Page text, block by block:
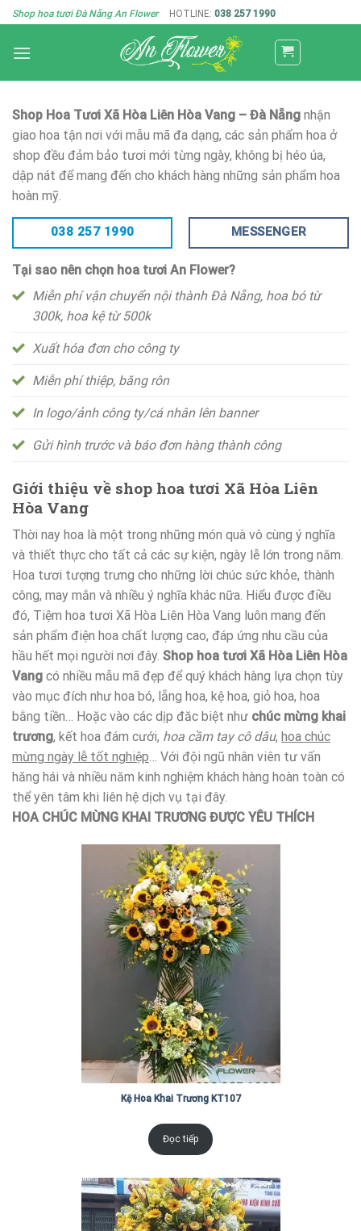
Skip
to
content
Shop hoa tươi Đà Nẵng An Flower HOTLINE: 038 257 1990
Shop Hoa Tươi Xã Hòa Liên Hòa Vang – Đà Nẵng nhận
giao hoa tận nơi với mẫu mã đa dạng, các sản phẩm hoa ở
shop đều đảm bảo tươi mới từng ngày, không bị héo úa,
dập nát để mang đến cho khách hàng những sản phẩm hoa
hoàn mỹ.
038 257 1990 MESSENGER
Tại sao nên chọn hoa tươi An Flower?
Miễn phí vận chuyển nội thành Đà Nẵng, hoa bó từ
300k, hoa kệ từ 500k
Xuất hóa đơn cho công ty
Miễn phí thiệp, băng rôn
In logo/ảnh công ty/cá nhân lên banner
Gửi hình trước và báo đơn hàng thành công
Giới thiệu về shop hoa tươi Xã Hòa Liên
Hòa Vang
Thời nay hoa là một trong những món quà vô cùng ý nghĩa
và thiết thực cho tất cả các sự kiện, ngày lễ lớn trong năm.
Hoa tươi tượng trưng cho những lời chúc sức khỏe, thành
công, may mắn và nhiều ý nghĩa khác nữa. Hiểu được điều
đó, Tiệm hoa tươi Xã Hòa Liên Hòa Vang luôn mang đến
sản phẩm điện hoa chất lượng cao, đáp ứng nhu cầu của
hầu hết mọi người nơi đây. Shop hoa tươi Xã Hòa Liên Hòa
Vang có nhiều mẫu mã đẹp để quý khách hàng lựa chọn tùy
vào mục đích như hoa bó, lẵng hoa, kệ hoa, giỏ hoa, hoa
bằng tiền… Hoặc vào các dịp đăc biệt như chúc mừng khai
trương, kết hoa đám cưới, hoa cầm tay cô dâu, hoa chúc
mừng ngày lễ tốt nghiệp… Với đội ngũ nhân viên tư vấn
hăng hái và nhiều năm kinh nghiệm khách hàng hoàn toàn có
thể yên tâm khi liên hệ dịch vụ tại đây.
HOA CHÚC MỪNG KHAI TRƯƠNG ĐƯỢC YÊU THÍCH
Kệ Hoa Khai Trương KT107
Đọc tiếp